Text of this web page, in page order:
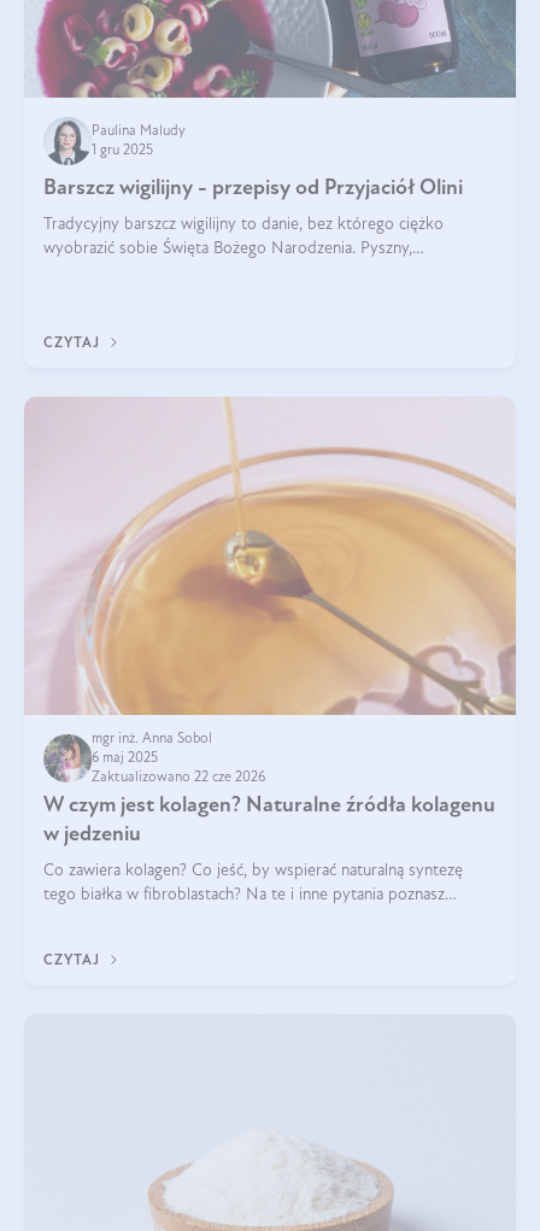
Paulina Maludy
1 gru 2025
Barszcz wigilijny - przepisy od Przyjaciół Olini
Tradycyjny barszcz wigilijny to danie, bez którego ciężko
wyobrazić sobie Święta Bożego Narodzenia. Pyszny,
CZYTAJ
mgr inż. Anna Sobol
6 maj 2025
Zaktualizowano 22 cze 2026
W czym jest kolagen? Naturalne źródła kolagenu
w jedzeniu
Co zawiera kolagen? Co jeść, by wspierać naturalną syntezę
tego białka w fibroblastach? Na te i inne pytania poznasz
CZYTAJ